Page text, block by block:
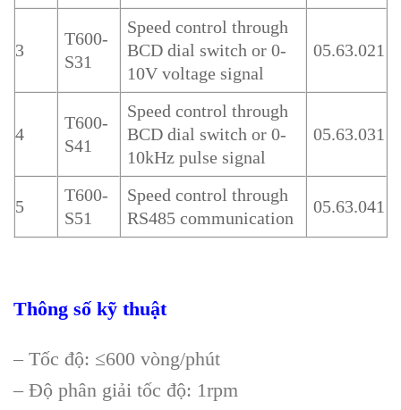
3
T600-
S31
Speed control through
BCD dial switch or 0-
10V voltage signal
05.63.021
4
T600-
S41
Speed control through
BCD dial switch or 0-
10kHz pulse signal
05.63.031
5
T600-
S51
Speed control through
RS485 communication
05.63.041
Thông số kỹ thuật
– Tốc độ: ≤600 vòng/phút
– Độ phân giải tốc độ: 1rpm